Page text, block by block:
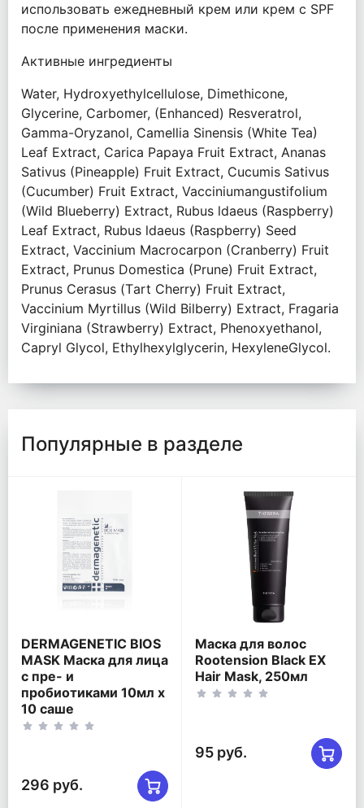
использовать ежедневный крем или крем с SPF
после применения маски.
Активные ингредиенты
Water, Hydroxyethylcellulose, Dimethicone,
Glycerine, Carbomer, (Enhanced) Resveratrol,
Gamma-Oryzanol, Camellia Sinensis (White Теа)
Leaf Extract, Carica Рарауа Fruit Extract, Ananas
Sativus (Pineapple) Fruit Extract, Cucumis Sativus
(Cucumber) Fruit Extract, Vacciniumangustifolium
(Wild Blueberry) Extract, Rubus ldaeus (Raspberry)
Leaf Extract, Rubus ldaeus (Raspberry) Seed
Extract, Vaccinium Macrocarpon (Cranberry) Fruit
Extract, Prunus Domestica (Prune) Fruit Extract,
Prunus Cerasus (Тart Cherry) Fruit Extract,
Vaccinium Myrtillus (Wild Bilberry) Extract, Fragaria
Virginiana (Strawberry) Extract, Phenoxyethanol,
Capryl Glycol, Ethylhexylglycerin, HexyleneGlycol.
Популярные в разделе
DERMAGENETIC BIOS
MASK Маска для лица
с пре- и
пробиотиками 10мл x
10 саше
296 руб.
Маска для волос
Rootension Black EX
Hair Mask, 250мл
95 руб.